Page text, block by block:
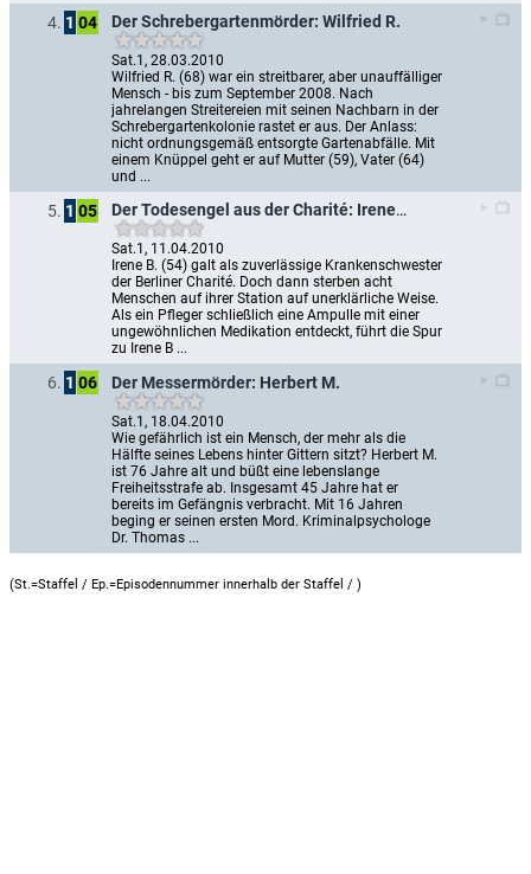
4. 1 04 Der Schrebergartenmörder: Wilfried R.
Sat.1, 28.03.2010
Wilfried R. (68) war ein streitbarer, aber unauffälliger
Mensch - bis zum September 2008. Nach
jahrelangen Streitereien mit seinen Nachbarn in der
Schrebergartenkolonie rastet er aus. Der Anlass:
nicht ordnungsgemäß entsorgte Gartenabfälle. Mit
einem Knüppel geht er auf Mutter (59), Vater (64)
und ...
5. 1 05 Der Todesengel aus der Charité: Irene B.
Sat.1, 11.04.2010
Irene B. (54) galt als zuverlässige Krankenschwester
der Berliner Charité. Doch dann sterben acht
Menschen auf ihrer Station auf unerklärliche Weise.
Als ein Pfleger schließlich eine Ampulle mit einer
ungewöhnlichen Medikation entdeckt, führt die Spur
zu Irene B ...
6. 1 06 Der Messermörder: Herbert M.
Sat.1, 18.04.2010
Wie gefährlich ist ein Mensch, der mehr als die
Hälfte seines Lebens hinter Gittern sitzt? Herbert M.
ist 76 Jahre alt und büßt eine lebenslange
Freiheitsstrafe ab. Insgesamt 45 Jahre hat er
bereits im Gefängnis verbracht. Mit 16 Jahren
beging er seinen ersten Mord. Kriminalpsychologe
Dr. Thomas ...
(St.=Staffel / Ep.=Episodennummer innerhalb der Staffel / )